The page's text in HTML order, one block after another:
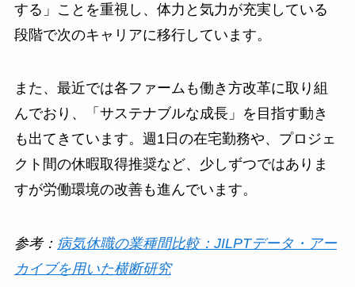
する」ことを重視し、体力と気力が充実している
段階で次のキャリアに移行しています。
また、最近では各ファームも働き方改革に取り組
んでおり、「サステナブルな成長」を目指す動き
も出てきています。週1日の在宅勤務や、プロジェ
クト間の休暇取得推奨など、少しずつではありま
すが労働環境の改善も進んでいます。
参考： 病気休職の業種間比較：JILPTデータ・アー
カイブを用いた横断研究